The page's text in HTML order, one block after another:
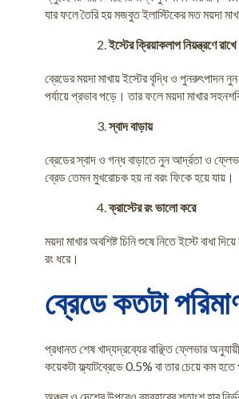
যার ফলে তৈরি হয় মজবুত ইলাস্টিকের মত ময়দা
ইস্টের ক্রিয়াকলাপ নিয়ন্ত্রণে রাখে
ব্রেডের ময়দা মাখায় ইস্টের বৃদ্ধি ও পুনরুৎপাদন
পর্যায়ে প্রভাব পড়ে। তার ফলে ময়দা মাখার
স্বাদ বাড়ায়
ব্রেডের স্বাদ ও গন্ধ বাড়াতে নুন আর্দ্রতা ও
ব্রেড তেমন মুখরোচক হয় না বরং ফিকে হয়ে যায়।
ক্রাস্টের রং ভালো করে
ময়দা মাখার অবশিষ্ট চিনি শুষে নিতে ইস্টে বাধা
রং ধরে।
ব্রেডে কতটা
প্রধানত শেষ খাদ্যদ্রব্যের বাঞ্ছিত ফ্লেভার
কয়েকটা ফ্ল্যাটব্রেডে 0.5% বা তার চেয়ে কম হতে